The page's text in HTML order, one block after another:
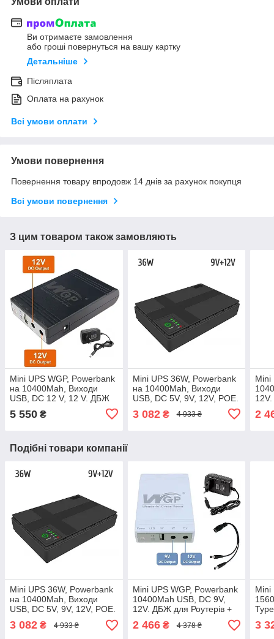
Ви отримаєте замовлення
або гроші повернуться на вашу картку
Детальніше
Післяплата
Оплата на рахунок
Всі умови оплати
Умови повернення
Повернення товару впродовж 14 днів за рахунок покупця
Всі умови повернення
З цим товаром також замовляють
Mini UPS WGP, Powerbank
на 10400Mah, Виходи
USB, DC 12 V, 12 V. ДБЖ
ЖИВЛЕННЯ
5 550 ₴
Mini UPS 36W, Powerbank
на 10400Mah, Виходи
USB, DC 5V, 9V, 12V, POE.
Чорний
3 082₴ 4 933 ₴
Mini
2
Подібні товари компанії
Mini UPS 36W, Powerbank
на 10400Mah, Виходи
USB, DC 5V, 9V, 12V, POE.
ДБЖ для Роутерів —
Чорний
3 082 ₴ 4 933 ₴
Mini UPS WGP, Powerbank
10400Mah USB, DC 9V,
12V. ДБЖ для Роутерів +
БЛОК ЖИВЛЕННЯ +
Кабель розподілу
2 466₴ 4 378 ₴
Mini
3